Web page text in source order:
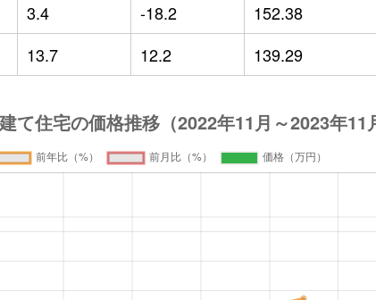
3.4 -18.2 152.38
13.7 12.2 139.29